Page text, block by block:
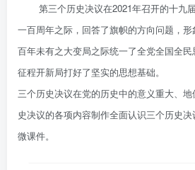
第三个历史决议在2021年召开的十九
一百周年之际，回答了旗帜的方向问题，
百年未有之大变局之际统一了全党全国全
征程开新局打好了坚实的思想基础。
三个历史决议在党的历史中的意义重大、
史决议的各项内容制作全面认识三个历史
微课件。